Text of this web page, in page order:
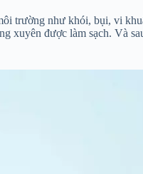
trường như khói, bụi, vi
xuyên được làm sạch. Và